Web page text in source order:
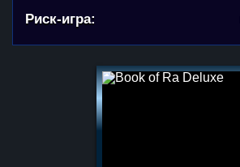
Риск-игра: